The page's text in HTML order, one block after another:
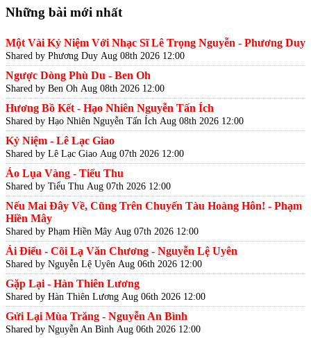
Những bài mới nhất
Một Vài Kỷ Niệm Với Nhạc Sĩ Lê Trọng Nguyễn - Phương Duy
Shared by Phương Duy Aug 08th 2026 12:00
Ngược Dòng Phù Du - Ben Oh
Shared by Ben Oh Aug 08th 2026 12:00
Hương Bồ Kết - Hạo Nhiên Nguyễn Tấn Ích
Shared by Hạo Nhiên Nguyễn Tấn Ích Aug 08th 2026 12:00
Kỷ Niệm - Lê Lạc Giao
Shared by Lê Lạc Giao Aug 07th 2026 12:00
Áo Lụa Vàng - Tiểu Thu
Shared by Tiểu Thu Aug 07th 2026 12:00
Nếu Mai Đây Về, Cũng Trên Chuyến Tàu Hoàng Hôn! - Phạm
Hiền Mây
Shared by Phạm Hiền Mây Aug 07th 2026 12:00
Ái Điểu - Cõi Lạ Văn Chương - Nguyễn Lệ Uyên
Shared by Nguyễn Lệ Uyên Aug 06th 2026 12:00
Gặp Lại - Hàn Thiên Lương
Shared by Hàn Thiên Lương Aug 06th 2026 12:00
Gửi Lại Mùa Trăng - Nguyễn An Bình
Shared by Nguyễn An Bình Aug 06th 2026 12:00